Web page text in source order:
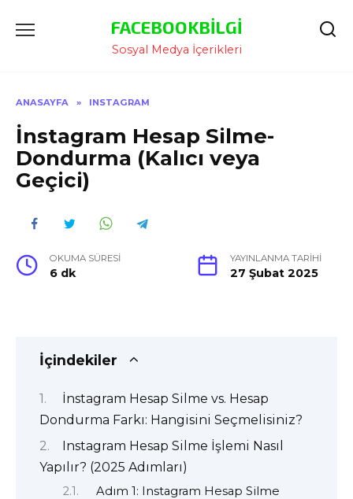
Atla
FACEBOOKBILGI
Sosyal Medya İçerikleri
ANASAYFA » INSTAGRAM
İnstagram Hesap Silme-
Dondurma (Kalıcı veya
Geçici)
OKUMA SÜRESI
6 dk
YAYINLANMA TARIHI
27 Şubat 2025
İçindekiler
İnstagram Hesap Silme vs. Hesap
Dondurma Farkı: Hangisini Seçmelisiniz?
Instagram Hesap Silme İşlemi Nasıl
Yapılır? (2025 Adımları)
Adım 1: Instagram Hesap Silme